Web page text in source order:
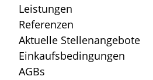
Leistungen
Referenzen
Aktuelle Stellenangebote
Einkaufsbedingungen
AGBs